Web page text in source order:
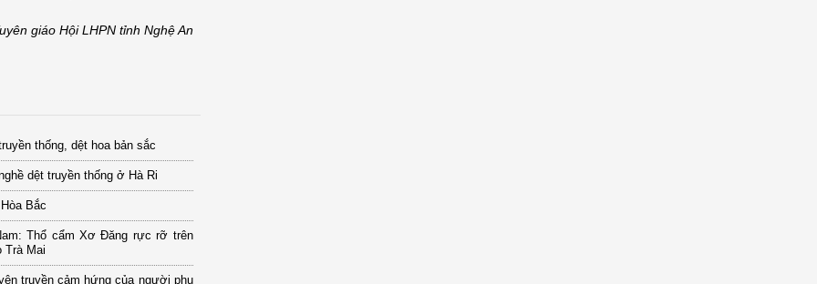
giáo Hội LHPN tỉnh Nghệ An
thống, dệt hoa bản sắc
dệt truyền thống ở Hà Ri
Bắc
Thổ cẩm Xơ Đăng rực rỡ trên
Trà Mai
truyền cảm hứng của người phụ